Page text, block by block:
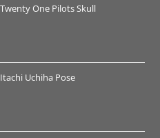
€ One Pilots Skull
€
Uchiha Pose